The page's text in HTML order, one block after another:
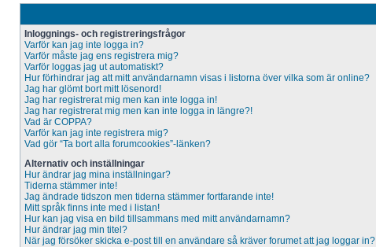
Inloggnings- och registreringsfrågor
Varför kan jag inte logga in?
Varför måste jag ens registrera mig?
Varför loggas jag ut automatiskt?
Hur förhindrar jag att mitt användarnamn visas i listorna över vilka som är online?
Jag har glömt bort mitt lösenord!
Jag har registrerat mig men kan inte logga in!
Jag har registrerat mig men kan inte logga in längre?!
Vad är COPPA?
Varför kan jag inte registrera mig?
Vad gör “Ta bort alla forumcookies”-länken?
Alternativ och inställningar
Hur ändrar jag mina inställningar?
Tiderna stämmer inte!
Jag ändrade tidszon men tiderna stämmer fortfarande inte!
Mitt språk finns inte med i listan!
Hur kan jag visa en bild tillsammans med mitt användarnamn?
Hur ändrar jag min titel?
När jag försöker skicka e-post till en användare så kräver forumet att jag loggar in?